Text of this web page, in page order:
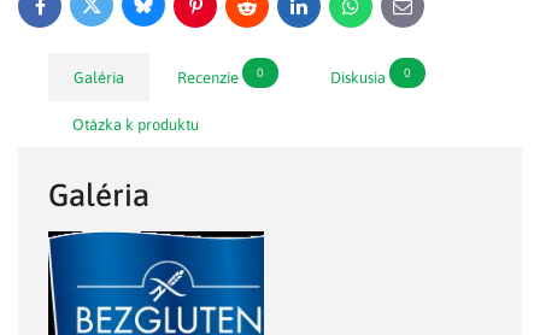
FacebookTwitter BlueskyPinterestReddit LinkedInWhatsApp
E-
mail
Galéria Recenzie 0 Diskusia 0
Otázka k produktu
Galéria